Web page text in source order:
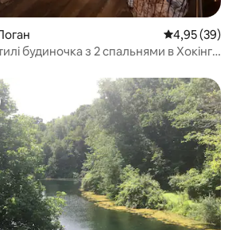
Середня
4,95 (39)
будиночка з 2 спальнями в Хокінг-